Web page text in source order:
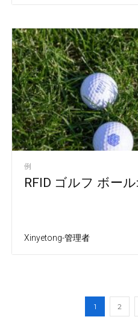
例
RFID ゴルフ ボー
Xinyetong-管理者
1 2